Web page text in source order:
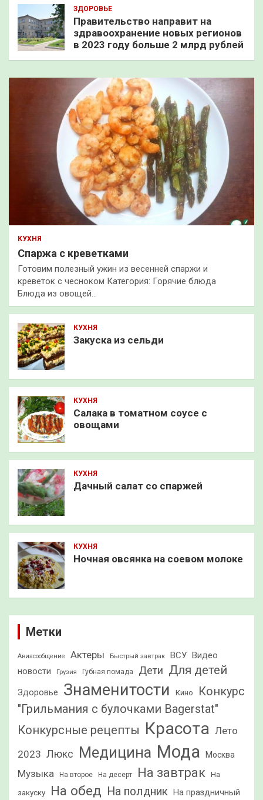
ЗДОРОВЬЕ
Правительство направит на
здравоохранение новых регионов
в 2023 году больше 2 млрд рублей
КУХНЯ
Спаржа с креветками
Готовим полезный ужин из весенней спаржи и
креветок с чесноком Категория: Горячие блюда
Блюда из овощей…
КУХНЯ
Закуска из сельди
КУХНЯ
Салака в томатном соусе с
овощами
КУХНЯ
Дачный салат со спаржей
КУХНЯ
Ночная овсянка на соевом молоке
Метки
Авиасообщение Актеры Быстрый завтрак ВСУ Видео
новости
Грузия Губная помада Дети Для детей
Здоровье Знаменитости Кино
Конкурс
"Грильмания с булочками Bagerstat"
Конкурсные рецепты Красота Лето
2023 Люкс Медицина Мода Москва
Музыка На второе На десерт На завтрак На
закуску На обед На полдник На праздничный